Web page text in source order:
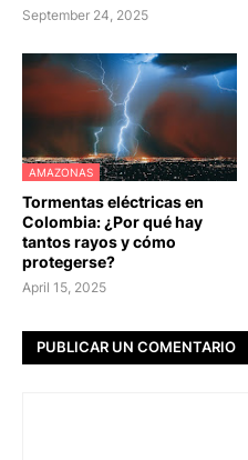
September 24, 2025
AMAZONAS
Tormentas eléctricas en
Colombia: ¿Por qué hay
tantos rayos y cómo
protegerse?
April 15, 2025
PUBLICAR UN COMENTARIO